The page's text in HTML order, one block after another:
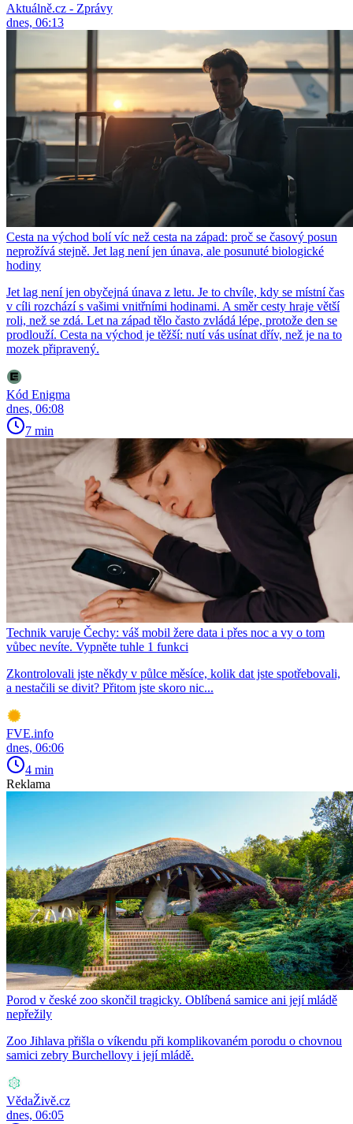
Aktuálně.cz - Zprávy
dnes, 06:13
Cesta na východ bolí víc než cesta na západ: proč se časový posun
neprožívá stejně. Jet lag není jen únava, ale posunuté biologické
hodiny
Jet lag není jen obyčejná únava z letu. Je to chvíle, kdy se místní čas
v cíli rozchází s vašimi vnitřními hodinami. A směr cesty hraje větší
roli, než se zdá. Let na západ tělo často zvládá lépe, protože den se
prodlouží. Cesta na východ je těžší: nutí vás usínat dřív, než je na to
mozek připravený.
Kód Enigma
dnes, 06:08
7 min
Technik varuje Čechy: váš mobil žere data i přes noc a vy o tom
vůbec nevíte. Vypněte tuhle 1 funkci
Zkontrolovali jste někdy v půlce měsíce, kolik dat jste spotřebovali,
a nestačili se divit? Přitom jste skoro nic...
FVE.info
dnes, 06:06
4 min
Reklama
Porod v české zoo skončil tragicky. Oblíbená samice ani její mládě
nepřežily
Zoo Jihlava přišla o víkendu při komplikovaném porodu o chovnou
samici zebry Burchellovy i její mládě.
VědaŽivě.cz
dnes, 06:05